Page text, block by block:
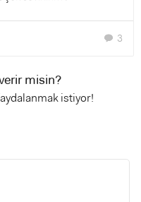
chat 3
misin?
istiyor!